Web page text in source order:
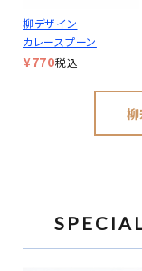
柳デザイン
カレースプーン
¥770税込